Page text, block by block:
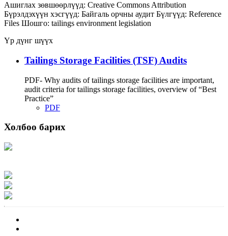
Ашиглах зөвшөөрлүүд: Creative Commons Attribution
Бүрэлдэхүүн хэсгүүд: Байгаль орчны аудит Бүлгүүд: Reference
Files Шошго: tailings environment legislation
Үр дүнг шүүх
Tailings Storage Facilities (TSF) Audits
PDF- Why audits of tailings storage facilities are important,
audit criteria for tailings storage facilities, overview of “Best
Practice”
PDF
Холбоо барих